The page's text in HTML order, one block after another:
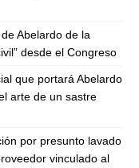
Abelardo de la
desde el Congreso
que portará Abelardo
arte de un sastre
por presunto lavado
vinculado al